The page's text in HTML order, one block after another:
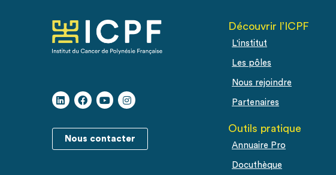
Nous contacter
Découvrir l’ICPF
L'institut
Les pôles
Nous rejoindre
Partenaires
Outils pratique
Annuaire Pro
Docuthèque